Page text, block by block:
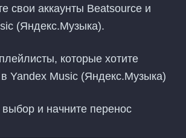
свои аккаунты Beatsource и
(Яндекс.Музыка).
которые хотите
в Yandex Music (Яндекс.Музыка)
и начните перенос